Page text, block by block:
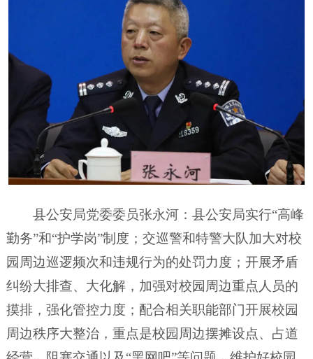
县公安局党委委员张永河：县公安局实行“高峰
勤务”和“护学岗”制度；交巡警和特警大队加大对校
园周边巡逻频次和违规行为的处罚力度；开展矛盾
纠纷大排查、大化解，加强对校园周边重点人员的
摸排，强化管控力度；配合相关职能部门开展校园
周边秩序大整治，重点是校园周边摆摊设点、占道